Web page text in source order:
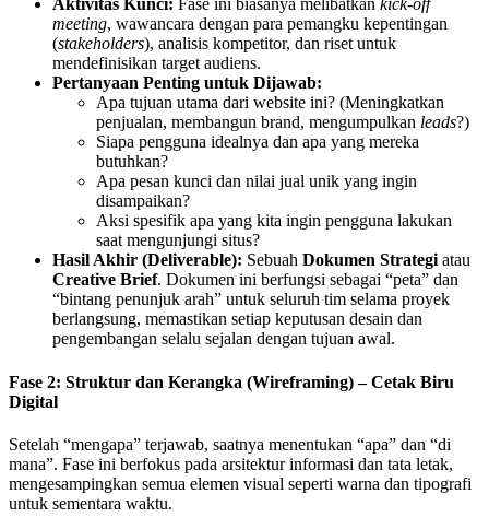
Aktivitas Kunci: Fase ini biasanya melibatkan kick-off
meeting, wawancara dengan para pemangku kepentingan
(stakeholders), analisis kompetitor, dan riset untuk
mendefinisikan target audiens.
Pertanyaan Penting untuk Dijawab:
Apa tujuan utama dari website ini? (Meningkatkan
penjualan, membangun brand, mengumpulkan leads?)
Siapa pengguna idealnya dan apa yang mereka
butuhkan?
Apa pesan kunci dan nilai jual unik yang ingin
disampaikan?
Aksi spesifik apa yang kita ingin pengguna lakukan
saat mengunjungi situs?
Hasil Akhir (Deliverable): Sebuah Dokumen Strategi atau
Creative Brief. Dokumen ini berfungsi sebagai “peta” dan
“bintang penunjuk arah” untuk seluruh tim selama proyek
berlangsung, memastikan setiap keputusan desain dan
pengembangan selalu sejalan dengan tujuan awal.
Fase 2: Struktur dan Kerangka (Wireframing) – Cetak Biru
Digital
Setelah “mengapa” terjawab, saatnya menentukan “apa” dan “di
mana”. Fase ini berfokus pada arsitektur informasi dan tata letak,
mengesampingkan semua elemen visual seperti warna dan tipografi
untuk sementara waktu.